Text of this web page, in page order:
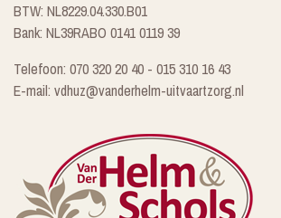
BTW: NL8229.04.330.B01
Bank: NL39RABO 0141 0119 39
Telefoon: 070 320 20 40 - 015 310 16 43
E-mail: vdhuz@vanderhelm-uitvaartzorg.nl